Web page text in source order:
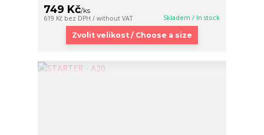
749 Kč/ks
619 Kč bez DPH / without VAT Skladem / In stock
Zvolit velikost / Choose a size